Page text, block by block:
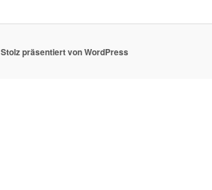
präsentiert von WordPress